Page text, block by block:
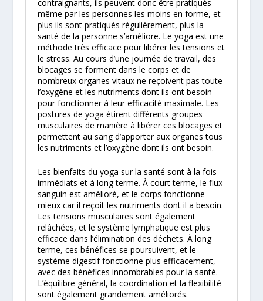
contraignants, ils peuvent donc être pratiqués
même par les personnes les moins en forme, et
plus ils sont pratiqués régulièrement, plus la
santé de la personne s’améliore. Le yoga est une
méthode très efficace pour libérer les tensions et
le stress. Au cours d’une journée de travail, des
blocages se forment dans le corps et de
nombreux organes vitaux ne reçoivent pas toute
l’oxygène et les nutriments dont ils ont besoin
pour fonctionner à leur efficacité maximale. Les
postures de yoga étirent différents groupes
musculaires de manière à libérer ces blocages et
permettent au sang d’apporter aux organes tous
les nutriments et l’oxygène dont ils ont besoin.
Les bienfaits du yoga sur la santé sont à la fois
immédiats et à long terme. À court terme, le flux
sanguin est amélioré, et le corps fonctionne
mieux car il reçoit les nutriments dont il a besoin.
Les tensions musculaires sont également
relâchées, et le système lymphatique est plus
efficace dans l’élimination des déchets. À long
terme, ces bénéfices se poursuivent, et le
système digestif fonctionne plus efficacement,
avec des bénéfices innombrables pour la santé.
L’équilibre général, la coordination et la flexibilité
sont également grandement améliorés.